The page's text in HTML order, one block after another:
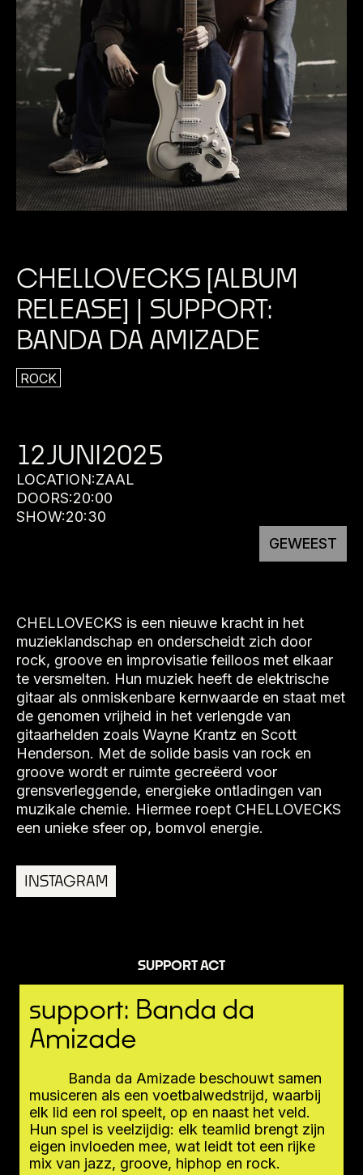
CHELLOVECKS [ALBUM
RELEASE] | SUPPORT:
BANDA DA AMIZADE
ROCK
12JUNI2025
LOCATION:ZAAL
DOORS:20:00
SHOW:20:30
GEWEEST
CHELLOVECKS is een nieuwe kracht in het
muzieklandschap en onderscheidt zich door
rock, groove en improvisatie feilloos met elkaar
te versmelten. Hun muziek heeft de elektrische
gitaar als onmiskenbare kernwaarde en staat met
de genomen vrijheid in het verlengde van
gitaarhelden zoals Wayne Krantz en Scott
Henderson. Met de solide basis van rock en
groove wordt er ruimte gecreëerd voor
grensverleggende, energieke ontladingen van
muzikale chemie. Hiermee roept CHELLOVECKS
een unieke sfeer op, bomvol energie.
INSTAGRAM
SUPPORT ACT
support: Banda da
Amizade
Banda da Amizade beschouwt samen
musiceren als een voetbalwedstrijd, waarbij
elk lid een rol speelt, op en naast het veld.
Hun spel is veelzijdig: elk teamlid brengt zijn
eigen invloeden mee, wat leidt tot een rijke
mix van jazz, groove, hiphop en rock.